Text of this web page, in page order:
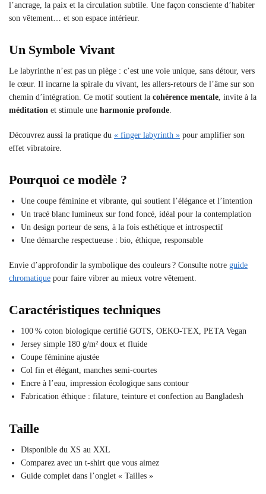
l’ancrage, la paix et la circulation subtile. Une façon consciente d’habiter
son vêtement… et son espace intérieur.
Un Symbole Vivant
Le labyrinthe n’est pas un piège : c’est une voie unique, sans détour, vers
le cœur. Il incarne la spirale du vivant, les allers-retours de l’âme sur son
chemin d’intégration. Ce motif soutient la cohérence mentale, invite à la
méditation et stimule une harmonie profonde.
Découvrez aussi la pratique du « finger labyrinth » pour amplifier son
effet vibratoire.
Pourquoi ce modèle ?
Une coupe féminine et vibrante, qui soutient l’élégance et l’intention
Un tracé blanc lumineux sur fond foncé, idéal pour la contemplation
Un design porteur de sens, à la fois esthétique et introspectif
Une démarche respectueuse : bio, éthique, responsable
Envie d’approfondir la symbolique des couleurs ? Consulte notre guide
chromatique pour faire vibrer au mieux votre vêtement.
Caractéristiques techniques
100 % coton biologique certifié GOTS, OEKO-TEX, PETA Vegan
Jersey simple 180 g/m² doux et fluide
Coupe féminine ajustée
Col fin et élégant, manches semi-courtes
Encre à l’eau, impression écologique sans contour
Fabrication éthique : filature, teinture et confection au Bangladesh
Taille
Disponible du XS au XXL
Comparez avec un t-shirt que vous aimez
Guide complet dans l’onglet « Tailles »